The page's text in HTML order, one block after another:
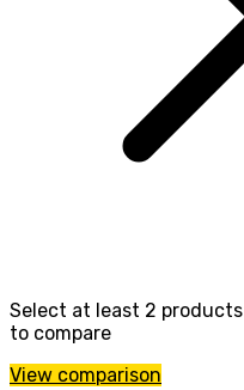
Select at least 2 products
to compare
View comparison